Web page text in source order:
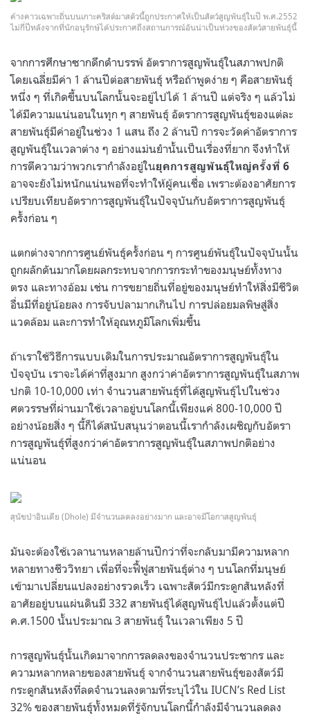
ค้างคาวเฉพาะถิ่นบนเกาะคริสต์มาสตัวนี้ถูกประกาศให้เป็นสัตว์สูญพันธุ์ในปี พ.ศ.2552
ไม่กี่ปีหลังจากที่นักอนุรักษ์ได้ประกาศถึงสถานการณ์อันน่าเป็นห่วงของสัตว์สายพันธุ์นี้
จากการศึกษาซากดึกดำบรรพ์ อัตราการสูญพันธุ์ในสภาพปกติ
โดยเฉลี่ยมีค่า 1 ล้านปีต่อสายพันธุ์ หรือถ้าพูดง่าย ๆ คือสายพันธุ์
หนึ่ง ๆ ที่เกิดขึ้นบนโลกนั้นจะอยู่ไปได้ 1 ล้านปี แต่จริง ๆ แล้วไม่
ได้มีความแน่นอนในทุก ๆ สายพันธุ์ อัตราการสูญพันธุ์ของแต่ละ
สายพันธุ์มีค่าอยู่ในช่วง 1 แสน ถึง 2 ล้านปี การจะวัดค่าอัตราการ
สูญพันธุ์ในเวลาต่าง ๆ อย่างแม่นยำนั้นเป็นเรื่องที่ยาก จึงทำให้
การตีความว่าพวกเรากำลังอยู่ในยุคการสูญพันธุ์ใหญ่ครั้งที่ 6
อาจจะยังไม่หนักแน่นพอที่จะทำให้ผู้คนเชื่อ เพราะต้องอาศัยการ
เปรียบเทียบอัตราการสูญพันธุ์ในปัจจุบันกับอัตราการสูญพันธุ์
ครั้งก่อน ๆ
แตกต่างจากการศูนย์พันธุ์ครั้งก่อน ๆ การศูนย์พันธุ์ในปัจจุบันนั้น
ถูกผลักดันมากโดยผลกระทบจากการกระทำของมนุษย์ทั้งทาง
ตรง และทางอ้อม เช่น การขยายถิ่นที่อยู่ของมนุษย์ทำให้สิ่งมีชีวิต
อื่นมีที่อยู่น้อยลง การจับปลามากเกินไป การปล่อยมลพิษสู่สิ่ง
แวดล้อม และการทำให้อุณหภูมิโลกเพิ่มขึ้น
ถ้าเราใช้วิธีการแบบเดิมในการประมาณอัตราการสูญพันธุ์ใน
ปัจจุบัน เราจะได้ค่าที่สูงมาก สูงกว่าค่าอัตราการสูญพันธุ์ในสภาพ
ปกติ 10-10,000 เท่า จำนวนสายพันธุ์ที่ได้สูญพันธุ์ไปในช่วง
ศตวรรษที่ผ่านมาใช้เวลาอยู่บนโลกนี้เพียงแค่ 800-10,000 ปี
อย่างน้อยสิ่ง ๆ นี้ก็ได้สนับสนุนว่าตอนนี้เรากำลังเผชิญกับอัตรา
การสูญพันธุ์ที่สูงกว่าค่าอัตราการสูญพันธุ์ในสภาพปกติอย่าง
แน่นอน
สุนัขป่าอินเดีย (Dhole) มีจำนวนลดลงอย่างมาก และอาจมีโอกาสสูญพันธุ์
มันจะต้องใช้เวลานานหลายล้านปีกว่าที่จะกลับมามีความหลาก
หลายทางชีววิทยา เพื่อที่จะฟื้ฟูสายพันธุ์ต่าง ๆ บนโลกที่มนุษย์
เข้ามาเปลี่ยนแปลงอย่างรวดเร็ว เฉพาะสัตว์มีกระดูกสันหลังที่
อาศัยอยู่บนแผ่นดินมี 332 สายพันธุ์ได้สูญพันธุ์ไปแล้วตั้งแต่ปี
ค.ศ.1500 นั้นประมาณ 3 สายพันธุ์ ในเวลาเพียง 5 ปี
การสูญพันธุ์นั้นเกิดมาจากการลดลงของจำนวนประชากร และ
ความหลากหลายของสายพันธุ์ จากจำนวนสายพันธุ์ของสัตว์มี
กระดูกสันหลังที่ลดจำนวนลงตามที่ระบุไว้ใน IUCN’s Red List
32% ของสายพันธุ์ทั้งหมดที่รู้จักบนโลกนี้กำลังมีจำนวนลดลง